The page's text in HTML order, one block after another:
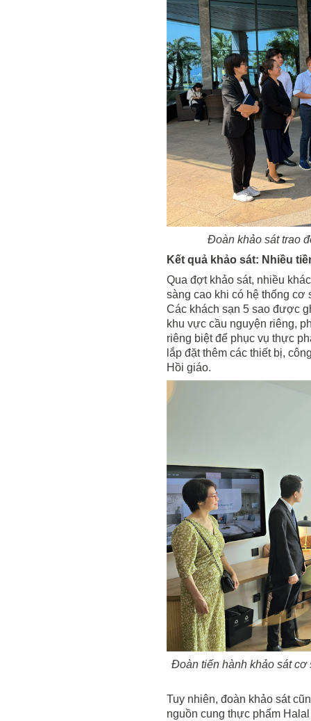
Đoàn khảo sát trao
Kết quả khảo sát: Nhiều
Qua đợt khảo sát, nhiều
sàng cao khi có hệ thống
Các khách sạn 5 sao được
khu vực cầu nguyện riêng,
riêng biệt để phục vụ thực
lắp đặt thêm các thiết bị,
Hồi giáo.
Đoàn tiến hành khảo sát cơ
Tuy nhiên, đoàn khảo sát
nguồn cung thực phẩm